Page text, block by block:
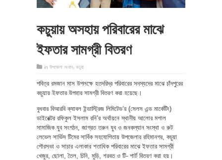
কচুয়ায় অসহায় পরিবারের মাঝে
ইফতার সামগ্রী বিতরণ
in উপজেলা সংবাদ কচুয়া
পবিত্র রমজান মাস উপলক্ষে হতদরিদ্র পরিবারের সদস্যদের মাঝে চাঁদপুরের
কচুয়ায় ইফতার উপহার সামগ্রী বিতরণ করা হয়েছে।
বুধবার বিআরবি ক্যাবল ইন্ডাস্ট্রিজ লিমিটেড’র (সেলস এন্ড মার্কেটিং)
ডাইরেক্টর রফিকুল ইসলাম রনি’র অর্থায়নে স্থানীয় আলোর মশাল
সামাজিক যুব সংগঠন, জাগ্রত তরুন যুব ও জনকল্যান সংস্থা ও রুট
লেভেল সার্ভিস টিমের সার্বিক সহযোগিতায় উপজেলার রহিমানগর, কচুয়া
পৌরসভা ও সাচার এলাকার শতাধিক পরিবারের মাঝে ইফতার সামগ্রী
খেজুর, ছোলা, তৈল, চিনি, মুড়ি, শরবত ও টি- শার্ট বিতরণ করা হয়।